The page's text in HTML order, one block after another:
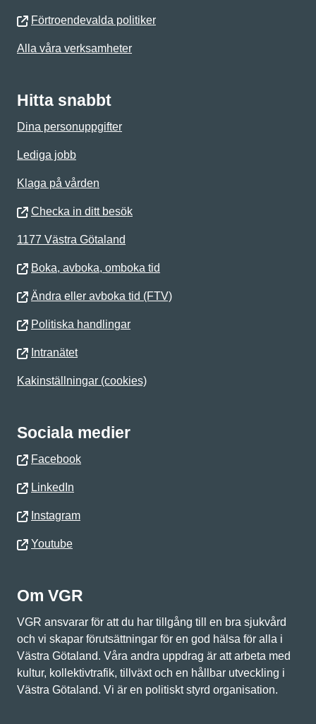
Förtroendevalda politiker
Alla våra verksamheter
Hitta snabbt
Dina personuppgifter
Lediga jobb
Klaga på vården
Checka in ditt besök
1177 Västra Götaland
Boka, avboka, omboka tid
Ändra eller avboka tid (FTV)
Politiska handlingar
Intranätet
Kakinställningar (cookies)
Sociala medier
Facebook
LinkedIn
Instagram
Youtube
Om VGR
VGR ansvarar för att du har tillgång till en bra sjukvård
och vi skapar förutsättningar för en god hälsa för alla i
Västra Götaland. Våra andra uppdrag är att arbeta med
kultur, kollektivtrafik, tillväxt och en hållbar utveckling i
Västra Götaland. Vi är en politiskt styrd organisation.